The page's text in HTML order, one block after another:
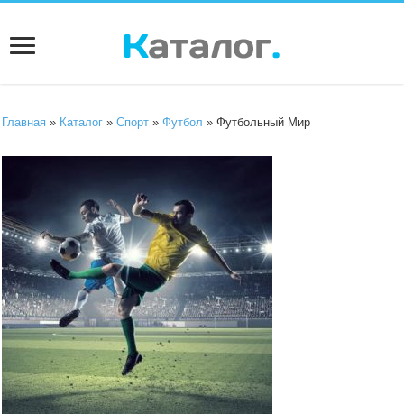
Главная » Каталог »Спорт »Футбол » Футбольный Мир